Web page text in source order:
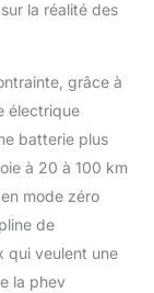
la réalité des
grâce à
électrique
batterie plus
à 20 à 100 km
mode zéro
de
qui veulent une
la phev